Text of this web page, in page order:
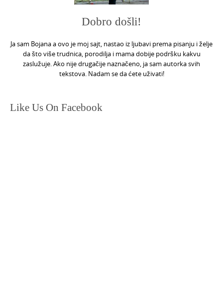
Dobro došli!
Ja sam Bojana a ovo je moj sajt, nastao iz ljubavi prema pisanju i želje
da što više trudnica, porodilja i mama dobije podršku kakvu
zaslužuje. Ako nije drugačije naznačeno, ja sam autorka svih
tekstova. Nadam se da ćete uživati!
Like Us On Facebook